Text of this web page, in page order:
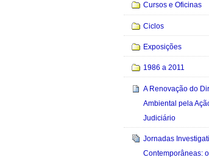
Cursos e Oficinas
Ciclos
Exposições
1986 a 2011
A Renovação do
Ambiental pela
Judiciário
Jornadas
Contemporâneas: